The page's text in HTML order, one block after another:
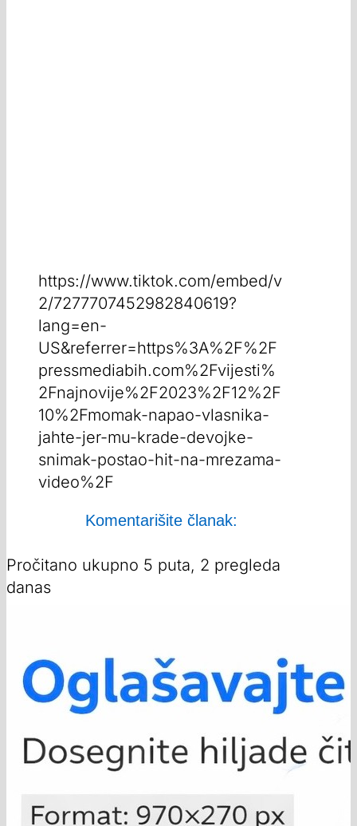
https://www.tiktok.com/embed/v
2/7277707452982840619?
lang=en-
US&referrer=https%3A%2F%2F
pressmediabih.com%2Fvijesti%
2Fnajnovije%2F2023%2F12%2F
10%2Fmomak-napao-vlasnika-
jahte-jer-mu-krade-devojke-
snimak-postao-hit-na-mrezama-
video%2F
Komentarišite članak:
Pročitano ukupno 5 puta, 2 pregleda
danas